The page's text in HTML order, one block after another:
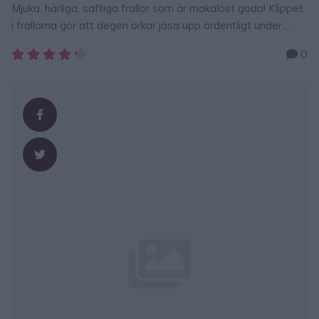
Mjuka, härliga, saftiga frallor som är makalöst goda! Klippet
i frallorna gör att degen orkar jäsa upp ordentligt under
Här hittar du fler goda, enkla brödrecept – klicka här!
0